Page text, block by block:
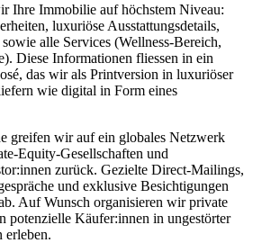
Ihre Immobilie auf höchstem Niveau:
luxuriöse Ausstattungsdetails,
alle Services (Wellness-Bereich,
Diese Informationen fliessen in ein
das wir als Printversion in luxuriöser
wie digital in Form eines
greifen wir auf ein globales Netzwerk
Equity-Gesellschaften und
zurück. Gezielte Direct-Mailings,
und exklusive Besichtigungen
Auf Wunsch organisieren wir private
potenzielle Käufer:innen in ungestörter
erleben.